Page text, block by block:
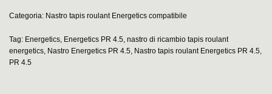
Categoria: Nastro tapis roulant Energetics compatibile
Tag: Energetics Energetics PR 4.5 nastro di ricambio tapis roulant
energetics Nastro Energetics PR 4.5 Nastro tapis roulant Energetics PR 4.5
PR 4.5